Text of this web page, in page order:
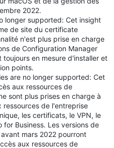
2022.
longer supported: Cet insight
de site du certificate
n'est plus prise en charge
de Configuration Manager
en mesure d'installer et
points.
are no longer supported: Cet
aux ressources de
sont plus prises en charge à
ressources de l'entreprise
les certificats, le VPN, le
for Business. Les versions de
mars 2022 pourront
aux ressources de